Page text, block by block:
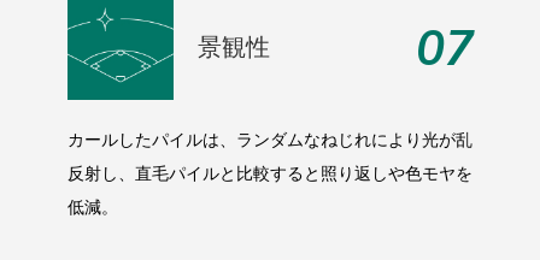
景観性 07
カールしたパイルは、ランダムなねじれにより光が乱
反射し、直毛パイルと比較すると照り返しや色モヤを
低減。